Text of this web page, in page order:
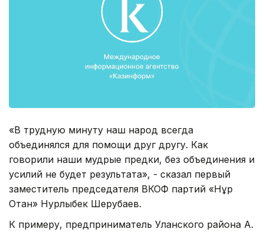
«В трудную минуту наш народ всегда
объединялся для помощи друг другу. Как
говорили наши мудрые предки, без объединения и
усилий не будет результата», - сказал первый
заместитель председателя ВКОФ партий «Нұр
Отан» Нурлыбек Шерубаев.
К примеру, предприниматель Уланского района А.